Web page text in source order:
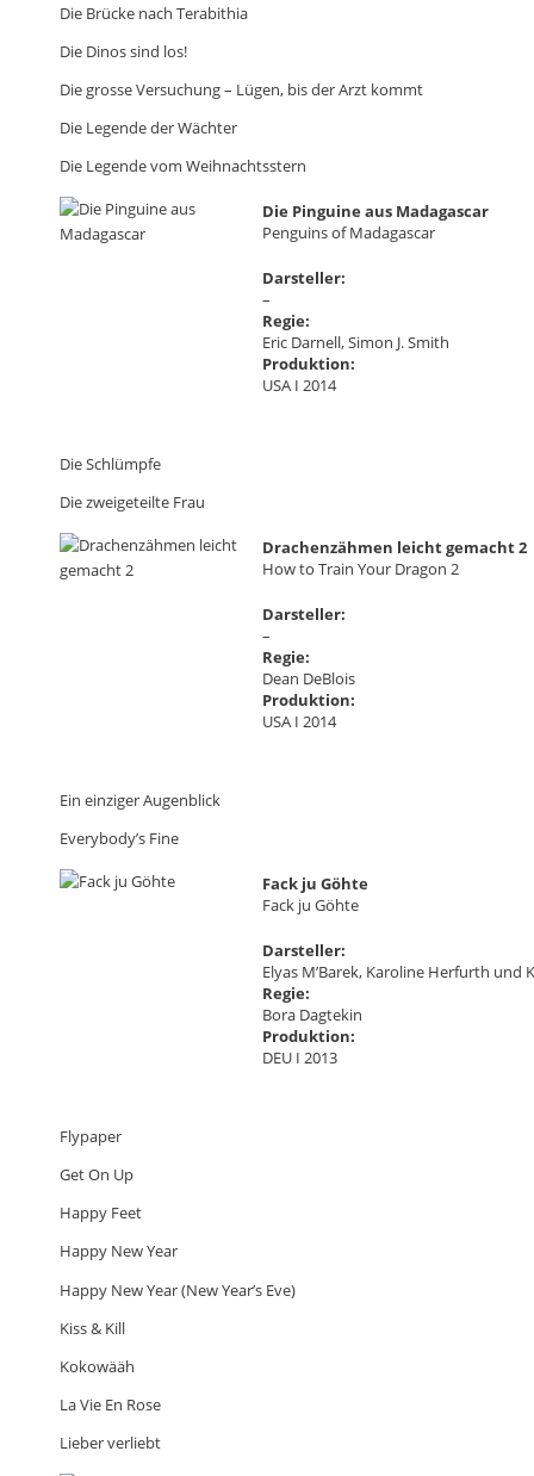
Die Brücke nach Terabithia
Die Dinos sind los!
Die grosse Versuchung – Lügen, bis der Arzt kommt
Die Legende der Wächter
Die Legende vom Weihnachtsstern
Die Pinguine aus Madagascar
Penguins of Madagascar
Darsteller:
–
Regie:
Eric Darnell, Simon J. Smith
Produktion:
USA I 2014
Die Schlümpfe
Die zweigeteilte Frau
Drachenzähmen leicht gemacht 2
How to Train Your Dragon 2
Darsteller:
–
Regie:
Dean DeBlois
Produktion:
USA I 2014
Ein einziger Augenblick
Everybody’s Fine
Fack ju Göhte
Fack ju Göhte
Darsteller:
Elyas M’Barek, Karoline Herfurth und
Regie:
Bora Dagtekin
Produktion:
DEU I 2013
Flypaper
Get On Up
Happy Feet
Happy New Year
Happy New Year (New Year’s Eve)
Kiss & Kill
Kokowääh
La Vie En Rose
Lieber verliebt